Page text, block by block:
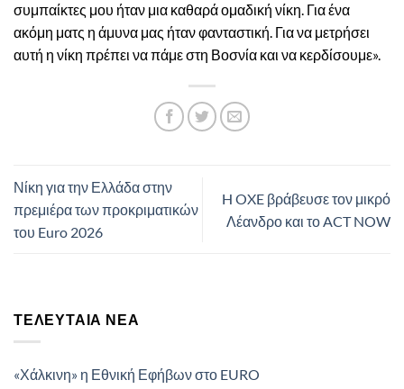
συμπαίκτες μου ήταν μια καθαρά ομαδική νίκη. Για ένα
ακόμη ματς η άμυνα μας ήταν φανταστική. Για να μετρήσει
αυτή η νίκη πρέπει να πάμε στη Βοσνία και να κερδίσουμε».
Νίκη για την Ελλάδα στην
πρεμιέρα των προκριματικών
του Euro 2026
H OXE βράβευσε τον μικρό
Λέανδρο και το ACT NOW
ΤΕΛΕΥΤΑΊΑ ΝΈΑ
«Χάλκινη» η Εθνική Εφήβων στο EURO